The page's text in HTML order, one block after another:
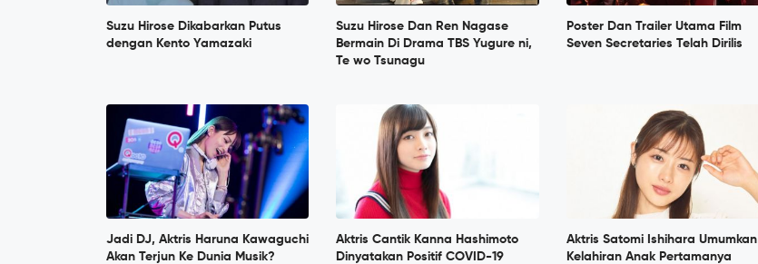
Suzu Hirose Dikabarkan Putus
dengan Kento Yamazaki
Suzu Hirose Dan Ren Nagase
Bermain Di Drama TBS Yugure ni,
Te wo Tsunagu
Poster Dan Trailer Utama Film
Seven Secretaries Telah Dirilis
Jadi DJ, Aktris Haruna Kawaguchi
Akan Terjun Ke Dunia Musik?
Aktris Cantik Kanna Hashimoto
Dinyatakan Positif COVID-19
Aktris Satomi Ishihara Umumkan
Kelahiran Anak Pertamanya